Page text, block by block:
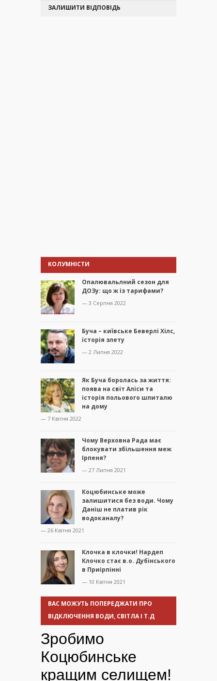
ЗАЛИШИТИ ВІДПОВІДЬ
КОЛУМНІСТИ
Опалювальлний сезон для
ДОЗу: що ж із тарифами?
— 3 Серпня 2022
Буча – київське Беверлі Хілс,
історія злету
— 2 Липня 2022
Як Буча боролась за життя:
поява на світ Аліси та
історія польового шпиталю
на дому
— 7 Квітня 2022
Чому Верховна Рада має
блокувати збільшення меж
Ірпеня?
— 27 Липня 2021
Коцюбинське може
залишитися без води. Чому
Даніш не платив рік
водоканалу?
— 26 Квітня 2021
Клочка в клочки! Нардеп
Клочко стає в.о. Дубінського
в Приірпінні
— 10 Квітня 2021
ВАС МОЖУТЬ ПОПЕРЕДЖАТИ ПРО
ВІДКЛЮЧЕННЯ ВОДИ, СВІТЛА І Т.Д